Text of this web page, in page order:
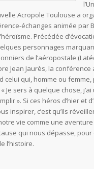
Acropole Toulouse a
échanges animée par
Précédée
personnages
de l’aéropostale
Jean Jaurès, la
celui qui, homme ou
Je sers à quelque chose,
». Si ces héros d’hier et
inspirer, c’est qu’ils
vie comme une
qui nous dépasse,
l’histoire.